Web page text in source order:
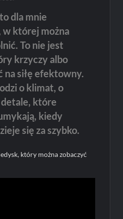
dla mnie
w której można
To nie jest
krzyczy albo
na siłę efektowny.
o klimat, o
które
kiedy
się za szybko.
który można zobaczyć